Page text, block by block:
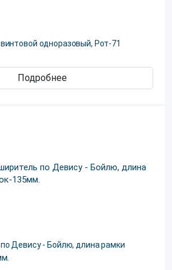
одноразовый, Рот-71
Подробнее
Девису - Бойлю, длина рамки